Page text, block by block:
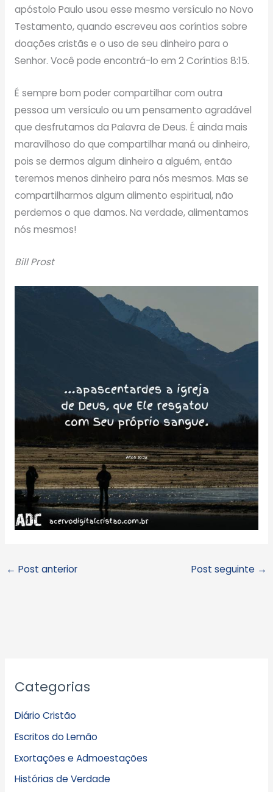
apóstolo Paulo usou esse mesmo versículo no Novo
Testamento, quando escreveu aos coríntios sobre
doações cristãs e o uso de seu dinheiro para o
Senhor. Você pode encontrá-lo em 2 Coríntios 8:15.
É sempre bom poder compartilhar com outra
pessoa um versículo ou um pensamento agradável
que desfrutamos da Palavra de Deus. É ainda mais
maravilhoso do que compartilhar maná ou dinheiro,
pois se dermos algum dinheiro a alguém, então
teremos menos dinheiro para nós mesmos. Mas se
compartilharmos algum alimento espiritual, não
perdemos o que damos. Na verdade, alimentamos
nós mesmos!
Bill Prost
← Post anterior Post seguinte →
Categorias
Diário Cristão
Escritos do Lemão
Exortações e Admoestações
Histórias de Verdade
r
i
v
o